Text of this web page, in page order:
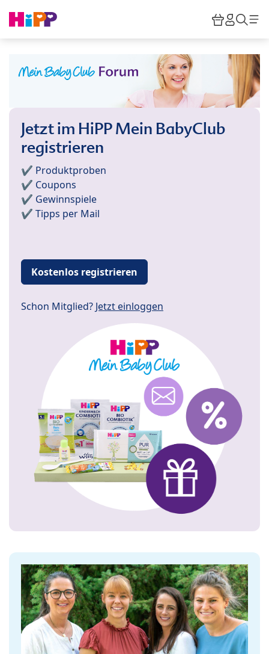
HiPP
Jetzt im HiPP Mein BabyClub
registrieren
✔️ Produktproben
✔️ Coupons
✔️ Gewinnspiele
✔️ Tipps per Mail
Kostenlos registrieren
Schon Mitglied? Jetzt einloggen